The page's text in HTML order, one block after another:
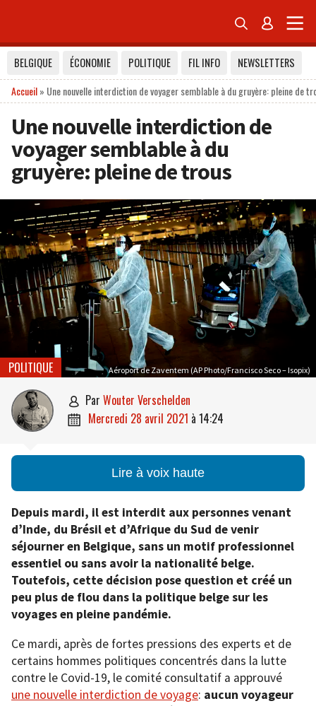
 
BELGIQUE ÉCONOMIE POLITIQUE FIL INFO
NEWSLETTERS
Accueil» Une nouvelle interdiction de voyager semblable à du gruyère: pleine de
Une nouvelle interdiction de
voyager semblable à du
gruyère: pleine de trous
Aéroport de Zaventem (AP Photo/Francisco Seco – Isopix)
POLITIQUE
 par Wouter Verschelden
 mercredi 28 avril 2021 à 14:24
Lire à voix haute
Depuis mardi, il est interdit aux personnes venant
d’Inde, du Brésil et d’Afrique du Sud de venir
séjourner en Belgique, sans un motif professionnel
essentiel ou sans avoir la nationalité belge.
Toutefois, cette décision pose question et créé un
peu plus de flou dans la politique belge sur les
voyages en pleine pandémie.
Ce mardi, après de fortes pressions des experts et de
certains hommes politiques concentrés dans la lutte
contre le Covid-19, le comité consultatif a approuvé
une nouvelle interdiction de voyage: aucun voyageur